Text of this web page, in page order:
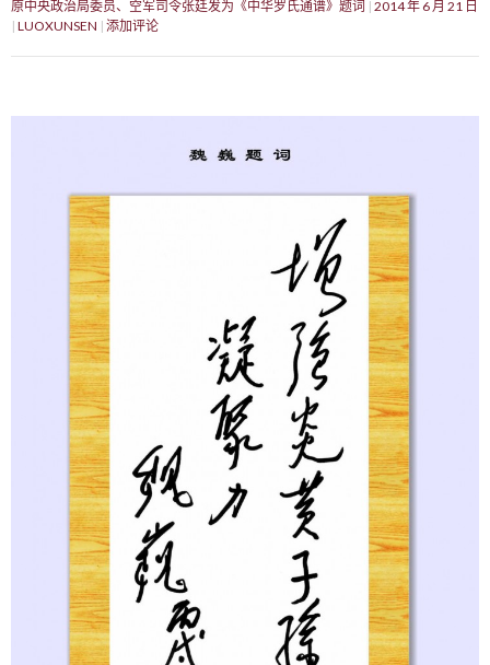
原中央政治局委员、空军司令张廷发为《中华罗氏通谱》题词 2014 年 6 月 21 日
LUOXUNSEN 添加评论